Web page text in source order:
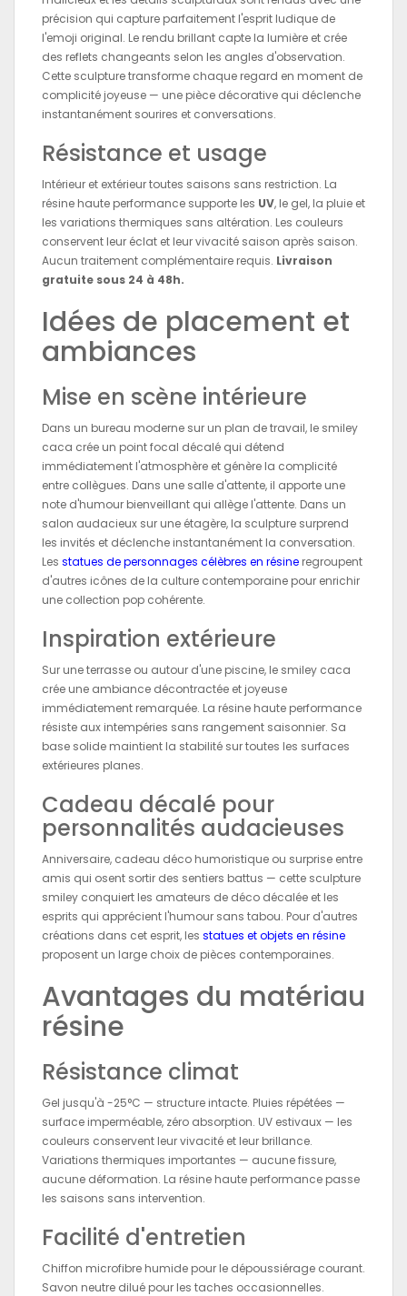
précision qui capture parfaitement l'esprit ludique de
l'emoji original. Le rendu brillant capte la lumière et crée
des reflets changeants selon les angles d'observation.
Cette sculpture transforme chaque regard en moment de
complicité joyeuse — une pièce décorative qui déclenche
instantanément sourires et conversations.
Résistance et usage
Intérieur et extérieur toutes saisons sans restriction. La
résine haute performance supporte les UV, le gel, la pluie et
les variations thermiques sans altération. Les couleurs
conservent leur éclat et leur vivacité saison après saison.
Aucun traitement complémentaire requis. Livraison
gratuite sous 24 à 48h.
Idées de placement et
ambiances
Mise en scène intérieure
Dans un bureau moderne sur un plan de travail, le smiley
caca crée un point focal décalé qui détend
immédiatement l'atmosphère et génère la complicité
entre collègues. Dans une salle d'attente, il apporte une
note d'humour bienveillant qui allège l'attente. Dans un
salon audacieux sur une étagère, la sculpture surprend
les invités et déclenche instantanément la conversation.
Les statues de personnages célèbres en résine regroupent
d'autres icônes de la culture contemporaine pour enrichir
une collection pop cohérente.
Inspiration extérieure
Sur une terrasse ou autour d'une piscine, le smiley caca
crée une ambiance décontractée et joyeuse
immédiatement remarquée. La résine haute performance
résiste aux intempéries sans rangement saisonnier. Sa
base solide maintient la stabilité sur toutes les surfaces
extérieures planes.
Cadeau décalé pour
personnalités audacieuses
Anniversaire, cadeau déco humoristique ou surprise entre
amis qui osent sortir des sentiers battus — cette sculpture
smiley conquiert les amateurs de déco décalée et les
esprits qui apprécient l'humour sans tabou. Pour d'autres
créations dans cet esprit, les statues et objets en résine
proposent un large choix de pièces contemporaines.
Avantages du matériau
résine
Résistance climat
Gel jusqu'à -25°C — structure intacte. Pluies répétées —
surface imperméable, zéro absorption. UV estivaux — les
couleurs conservent leur vivacité et leur brillance.
Variations thermiques importantes — aucune fissure,
aucune déformation. La résine haute performance passe
les saisons sans intervention.
Facilité d'entretien
Chiffon microfibre humide pour le dépoussiérage courant.
Savon neutre dilué pour les taches occasionnelles.